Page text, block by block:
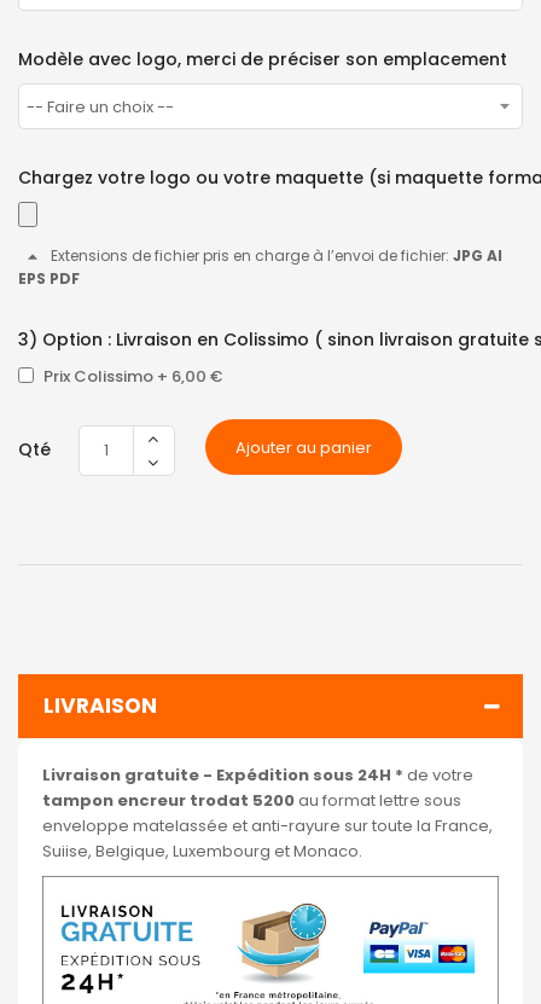
Modèle avec logo, merci de préciser son emplacement
Chargez votre logo ou votre maquette (si maquette
Extensions de fichier pris en charge à l’envoi de fichier: JPG AI
EPS PDF
3) Option : Livraison en Colissimo ( sinon livraison gratuite
Prix Colissimo + 6,00 €
Qté Ajouter au panier
LIVRAISON
Livraison gratuite - Expédition sous 24H * de votre
tampon encreur trodat 5200au format lettre sous
enveloppe matelassée et anti-rayure sur toute la France,
Suiise, Belgique, Luxembourg et Monaco.